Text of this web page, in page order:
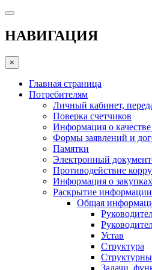
НАВИГАЦИЯ
×
Главная страница
Потребителям
Личный кабинет,
Поверка счетчиков
Информация о
Формы заявлений и
Памятки
Электронный
Противодействие
Информация о
Раскрытие информации
Общая
Устав
Структура
Задачи,